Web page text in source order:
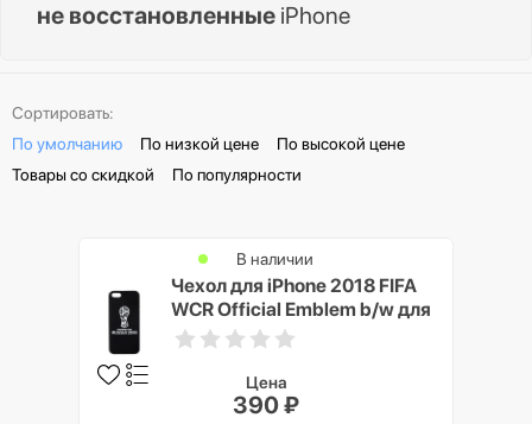
не восстановленные iPhone
Сортировать:
По умолчанию
По низкой цене
По высокой цене
Товары со скидкой
По популярности
Чехол для iPhone 2018 FIFA
WCR Official Emblem b/w для
Apple iPhone 5/5S/SE
В наличии
Цена
390 ₽